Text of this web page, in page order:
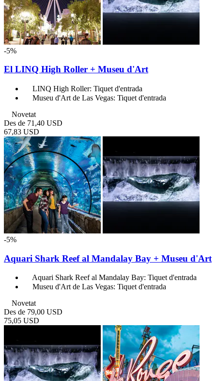
-5%
El LINQ High Roller + Museu d'Art
LINQ High Roller: Tiquet d'entrada
Museu d'Art de Las Vegas: Tiquet d'entrada
Novetat
Des de 71,40 USD
67,83 USD
-5%
Aquari Shark Reef al Mandalay Bay + Museu d'Art
Aquari Shark Reef al Mandalay Bay: Tiquet d'entrada
Museu d'Art de Las Vegas: Tiquet d'entrada
Novetat
Des de 79,00 USD
75,05 USD